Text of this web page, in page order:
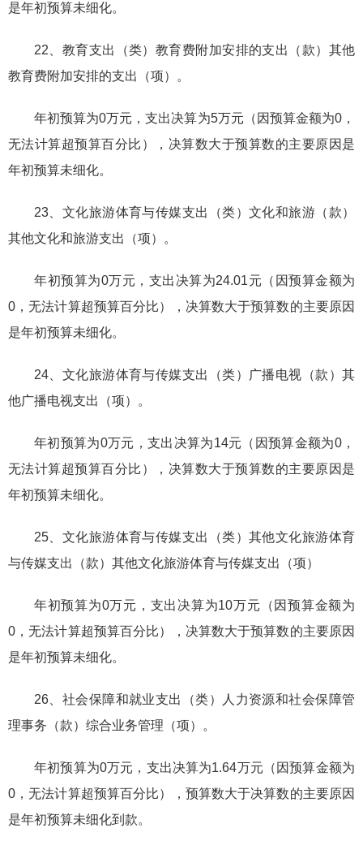
是年初预算未细化。
22、教育支出（类）教育费附加安排的支出（款）其他
教育费附加安排的支出（项）。
年初预算为0万元，支出决算为5万元（因预算金额为0，
无法计算超预算百分比），决算数大于预算数的主要原因是
年初预算未细化。
23、文化旅游体育与传媒支出（类）文化和旅游（款）
其他文化和旅游支出（项）。
年初预算为0万元，支出决算为24.01元（因预算金额为
0，无法计算超预算百分比），决算数大于预算数的主要原因
是年初预算未细化。
24、文化旅游体育与传媒支出（类）广播电视（款）其
他广播电视支出（项）。
年初预算为0万元，支出决算为14元（因预算金额为0，
无法计算超预算百分比），决算数大于预算数的主要原因是
年初预算未细化。
25、文化旅游体育与传媒支出（类）其他文化旅游体育
与传媒支出（款）其他文化旅游体育与传媒支出（项）
年初预算为0万元，支出决算为10万元（因预算金额为
0，无法计算超预算百分比），决算数大于预算数的主要原因
是年初预算未细化。
26、社会保障和就业支出（类）人力资源和社会保障管
理事务（款）综合业务管理（项）。
年初预算为0万元，支出决算为1.64万元（因预算金额为
0，无法计算超预算百分比），预算数大于决算数的主要原因
是年初预算未细化到款。